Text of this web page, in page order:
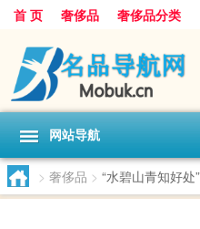
首 页 奢侈品 奢侈品分类
网站导航
> 奢侈品 > “水碧山青知好处